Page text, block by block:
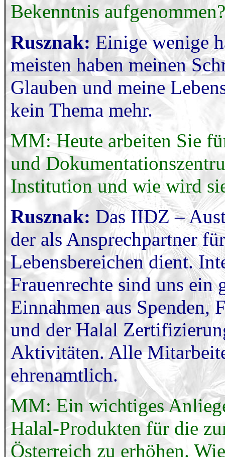
Bekenntnis aufgenommen?
Rusznak: Einige wenige
meisten haben meinen
Glauben und meine
kein Thema mehr.
MM: Heute arbeiten Sie
und
Institution und wie wird
Rusznak: Das IIDZ –
der als Ansprechpartner
Lebensbereichen dient.
Frauenrechte sind uns ein
Einnahmen aus Spenden,
und der Halal
Aktivitäten. Alle
ehrenamtlich.
MM: Ein wichtiges
Halal-Produkten für die
Österreich zu erhöhen.